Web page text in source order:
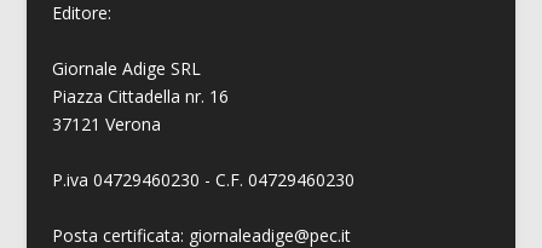
Editore:
Giornale Adige SRL
Piazza Cittadella nr. 16
37121 Verona
P.iva 04729460230 - C.F. 04729460230
Posta certificata: giornaleadige@pec.it